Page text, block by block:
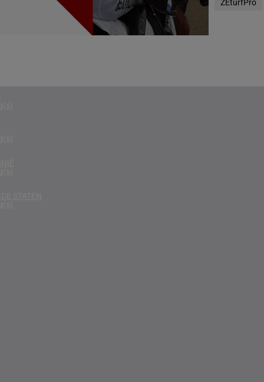
KONINKRIJK
STATEN
ZEturfPro